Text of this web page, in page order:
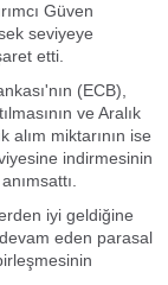
Güven
seviyeye
etti.
(ECB),
ve Aralık
miktarının ise
indirmesinin
iyi geldiğine
eden parasal